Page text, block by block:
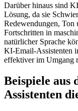
Darüber hinaus sind
Lösung, da sie
Redewendungen, Ton
Fortschritten in
natürlicher Sprache
KI-Email-Assistenten
effektiver im Umgang
Beispiele
Assistenten